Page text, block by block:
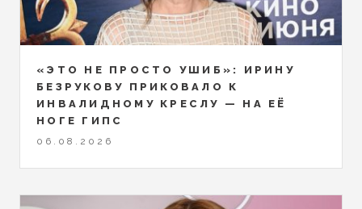
«ЭТО НЕ ПРОСТО УШИБ»: ИРИНУ
БЕЗРУКОВУ ПРИКОВАЛО К
ИНВАЛИДНОМУ КРЕСЛУ — НА ЕЁ
НОГЕ ГИПС
06.08.2026